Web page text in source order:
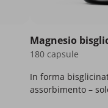
Magnesio
180 capsule
In forma
assorbimento –